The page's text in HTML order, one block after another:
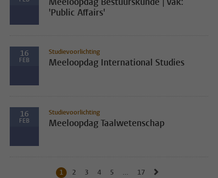
'Public Affairs'
16
FEB
Studievoorlichting
Meeloopdag International Studies
16
FEB
Studievoorlichting
Meeloopdag Taalwetenschap
Huidige pagina, pagina
1 Naar pagina
2 Naar pagina
3 Naar pagina
4 Naar pagina
5 ... Naar laatste pagina,
17